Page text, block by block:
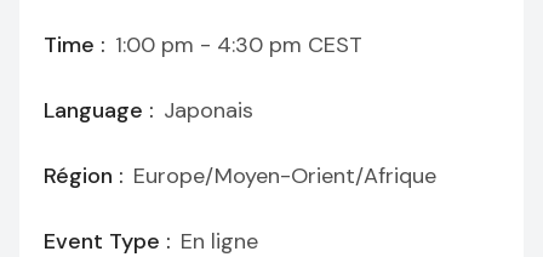
Time : 1:00 pm - 4:30 pm CEST
Language : Japonais
Région : Europe/Moyen-Orient/Afrique
Event Type : En ligne